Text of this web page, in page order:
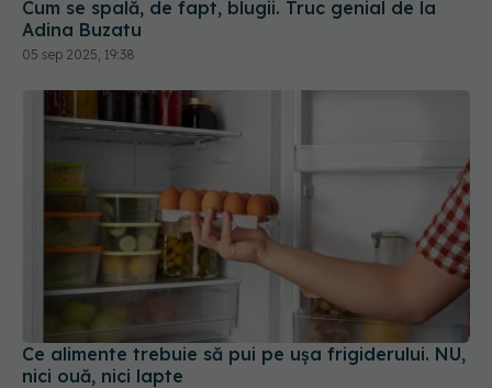
Cum se spală, de fapt, blugii. Truc genial de la
Adina Buzatu
05 sep 2025, 19:38
Ce alimente trebuie să pui pe ușa frigiderului. NU,
nici ouă, nici lapte